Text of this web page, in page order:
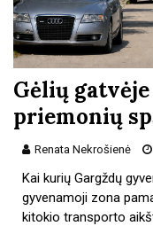
Gėlių
priemonių
Renata Nekrošienė
Kai kurių Gargždų
gyvenamoji zona
kitokio transporto